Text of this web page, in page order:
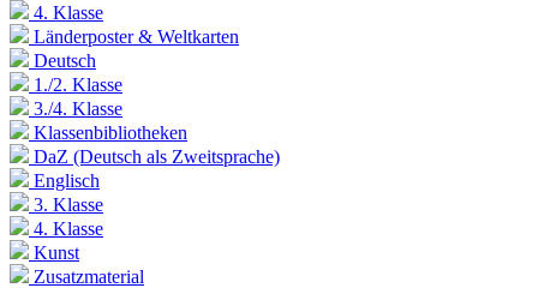
4. Klasse
Länderposter & Weltkarten
Deutsch
1./2. Klasse
3./4. Klasse
Klassenbibliotheken
DaZ (Deutsch als Zweitsprache)
Englisch
3. Klasse
4. Klasse
Kunst
Zusatzmaterial